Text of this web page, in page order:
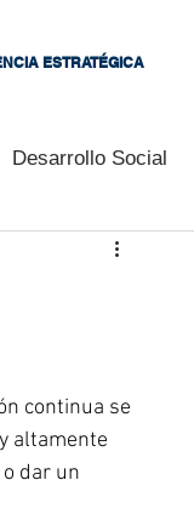
ESTRATÉGICA
Desarrollo Social
Mandos Medios
continua se
altamente
dar un